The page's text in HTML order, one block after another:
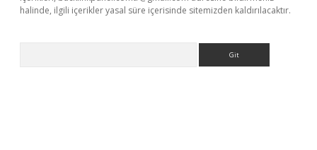
halinde, ilgili içerikler yasal süre içerisinde sitemizden kaldırılacaktır.